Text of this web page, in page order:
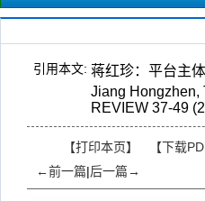
引用本文: 蒋红珍：平台主
Jiang Hongzhen,
REVIEW 37-49
【打印本页】 【下载
←前一篇|后一篇→